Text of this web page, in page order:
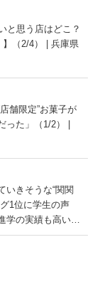
と思う店はどこ？
】（2/4） | 兵庫県
舗限定”お菓子が
た」（1/2） |
いきそうな“関関
1位に学生の声
学の実績も高い」